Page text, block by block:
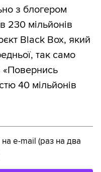
з блогером
230 мільйонів
Black Box, який
так само
«Повернись
40 мільйонів
на e-mail (раз на два